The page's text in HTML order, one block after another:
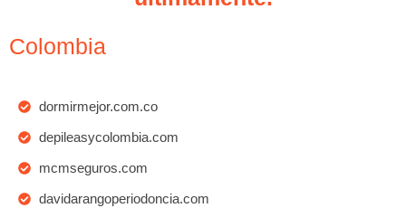
Colombia
dormirmejor.com.co
depileasycolombia.com
mcmseguros.com
davidarangoperiodoncia.com